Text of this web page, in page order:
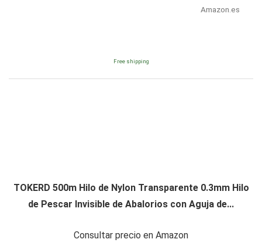
Amazon.es
Free shipping
TOKERD 500m Hilo de Nylon Transparente 0.3mm Hilo
de Pescar Invisible de Abalorios con Aguja de...
Consultar precio en Amazon